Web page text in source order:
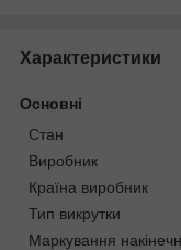
Характеристики
Основні
Стан
Виробник
Країна виробник
Тип викрутки
Маркування